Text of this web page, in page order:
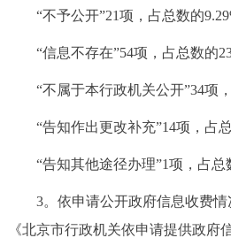
“不予公开”21项，占总数的
“信息不存在”54项，占总数的
“不属于本行政机关公开”34项，
“告知作出更改补充”14项，占总
“告知其他途径办理”1项，占总数
3。依申请公开政府信息收费情
《北京市行政机关依申请提供政府